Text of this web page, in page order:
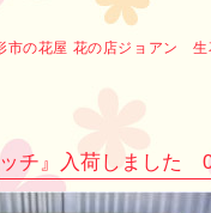
市の花屋 花の店ジョアン
チ』入荷しました